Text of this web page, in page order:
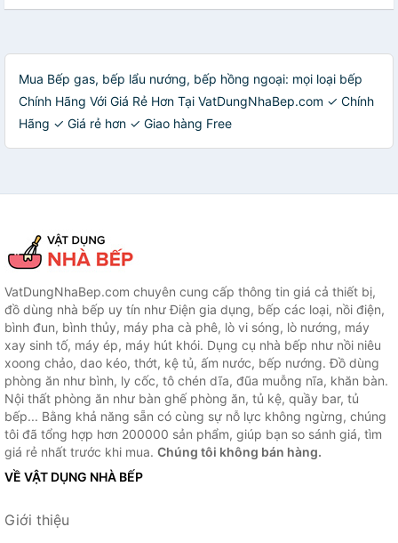
Mua Bếp gas, bếp lẩu nướng, bếp hồng ngoại: mọi loại bếp
Chính Hãng Với Giá Rẻ Hơn Tại VatDungNhaBep.com ✓ Chính
Hãng ✓ Giá rẻ hơn ✓ Giao hàng Free
VatDungNhaBep.com chuyên cung cấp thông tin giá cả thiết bị,
đồ dùng nhà bếp uy tín như Điện gia dụng, bếp các loại, nồi điện,
bình đun, bình thủy, máy pha cà phê, lò vi sóng, lò nướng, máy
xay sinh tố, máy ép, máy hút khói. Dụng cụ nhà bếp như nồi niêu
xoong chảo, dao kéo, thớt, kệ tủ, ấm nước, bếp nướng. Đồ dùng
phòng ăn như bình, ly cốc, tô chén dĩa, đũa muỗng nĩa, khăn bàn.
Nội thất phòng ăn như bàn ghế phòng ăn, tủ kệ, quầy bar, tủ
bếp... Bằng khả năng sẵn có cùng sự nỗ lực không ngừng, chúng
tôi đã tổng hợp hơn 200000 sản phẩm, giúp bạn so sánh giá, tìm
giá rẻ nhất trước khi mua. Chúng tôi không bán hàng.
VỀ VẬT DỤNG NHÀ BẾP
Giới thiệu